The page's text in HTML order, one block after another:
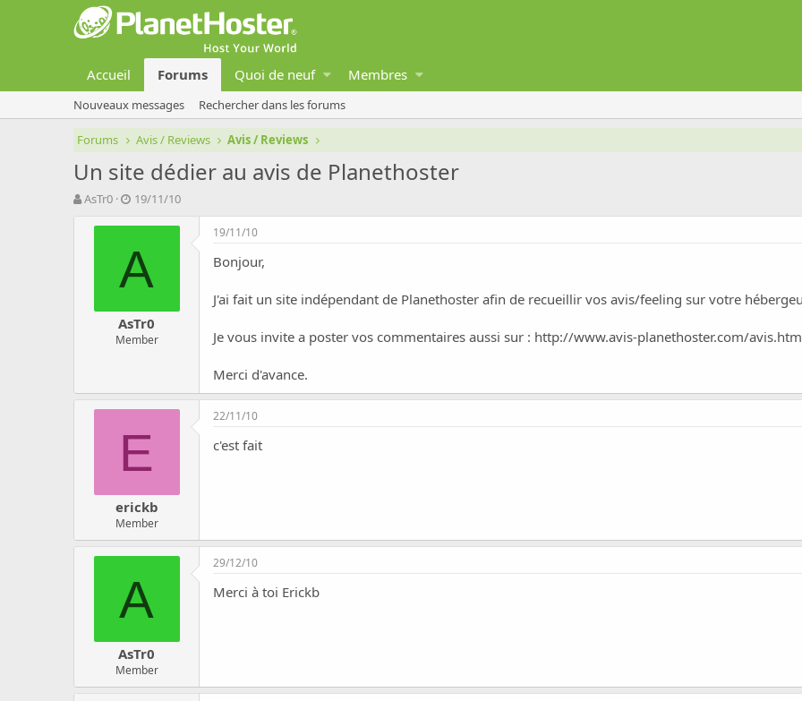
Accueil Forums Quoi de neuf Membres
Nouveaux messages Rechercher dans les forums
Forums Avis / Reviews Avis / Reviews
Un site dédier au avis de Planethoster
A
s
AsTr0
D
t
d
e
é
b
u
19/11/10
A
AsTr0
Member
19/11/10
Bonjour,
J'ai fait un site indépendant de Planethoster afin de recueillir vos avis/feeling sur votre
Je vous invite a poster vos commentaires aussi sur : http://www.avis-planethoster.com/
Merci d'avance.
E
erickb
Member
22/11/10
c'est fait
A
AsTr0
Member
29/12/10
Merci à toi Erickb